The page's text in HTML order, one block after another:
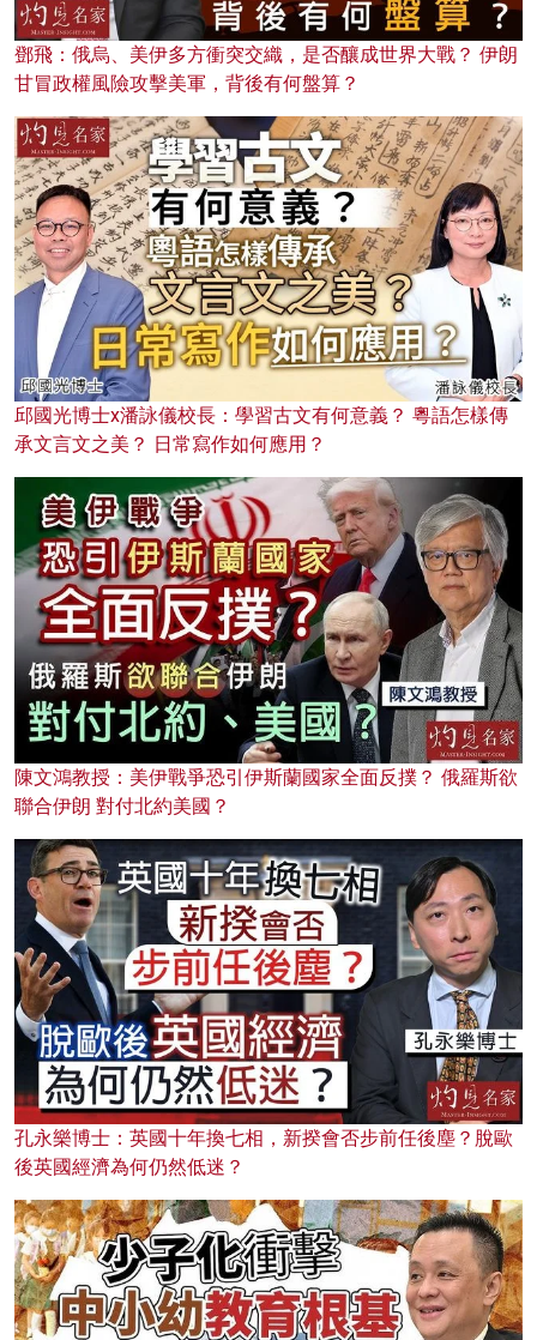
鄧飛：俄烏、美伊多方衝突交織，是否釀成世界大戰？ 伊朗
甘冒政權風險攻擊美軍，背後有何盤算？
邱國光博士x潘詠儀校長：學習古文有何意義？ 粵語怎樣傳
承文言文之美？ 日常寫作如何應用？
陳文鴻教授：美伊戰爭恐引伊斯蘭國家全面反撲？ 俄羅斯欲
聯合伊朗 對付北約美國？
孔永樂博士：英國十年換七相，新揆會否步前任後塵？脫歐
後英國經濟為何仍然低迷？